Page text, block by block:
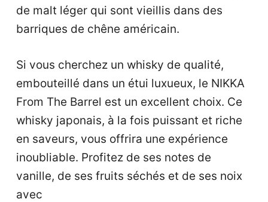
de malt léger qui sont vieillis dans des
barriques de chêne américain.
Si vous cherchez un whisky de qualité,
embouteillé dans un étui luxueux, le NIKKA
From The Barrel est un excellent choix. Ce
whisky japonais, à la fois puissant et riche
en saveurs, vous offrira une expérience
inoubliable. Profitez de ses notes de
vanille, de ses fruits séchés et de ses noix
avec